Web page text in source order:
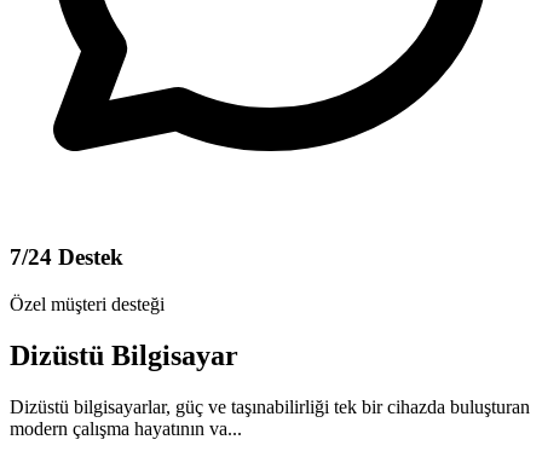
7/24 Destek
Özel müşteri desteği
Dizüstü Bilgisayar
Dizüstü bilgisayarlar, güç ve taşınabilirliği tek bir cihazda buluşturan
modern çalışma hayatının va...